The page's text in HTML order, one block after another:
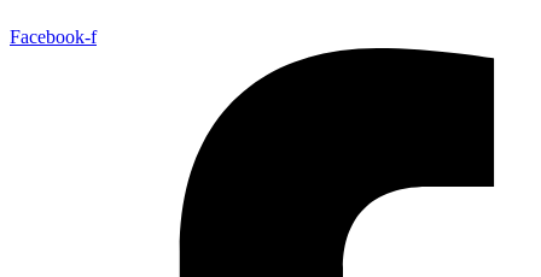
Facebook-f